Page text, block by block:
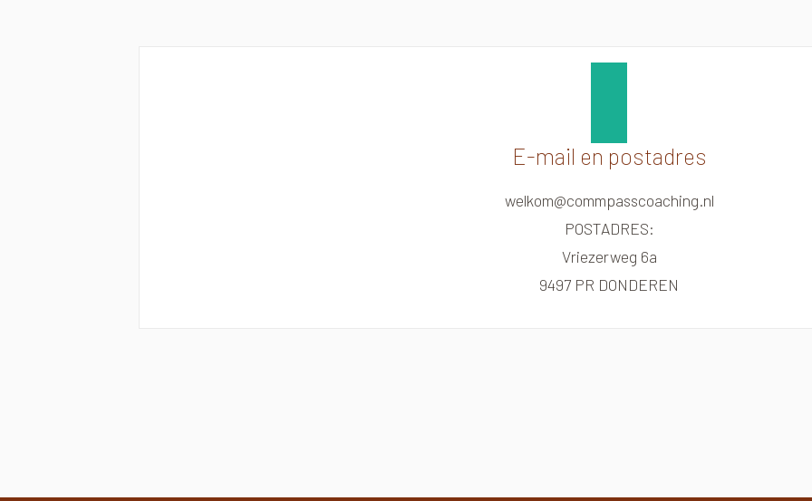
E-mail en postadres
welkom@commpasscoaching.nl
POSTADRES:
Vriezerweg 6a
9497 PR DONDEREN